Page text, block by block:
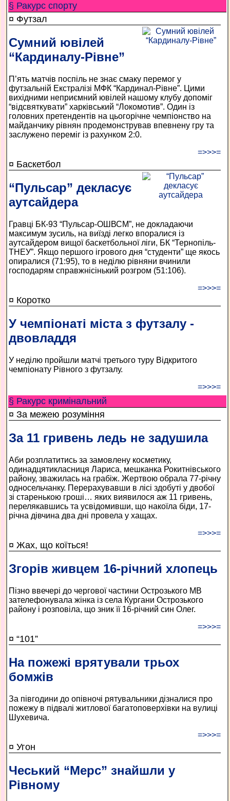
§ Ракурс спорту
¤ Футзал
Сумний ювілей
“Кардиналу-Рівне”
П’ять матчів поспіль не знає смаку перемог у
футзальній Екстралізі МФК “Кардинал-Рівне”. Цими
вихідними неприємний ювілей нашому клубу допоміг
“відсвяткувати” харківський “Локомотив”. Один із
головних претендентів на цьогорічне чемпіонство на
майданчику рівнян продемонстрував впевнену гру та
заслужено переміг із рахунком 2:0.
=>>>=
¤ Баскетбол
“Пульсар” декласує
аутсайдера
Гравці БК-93 “Пульсар-ОШВСМ”, не докладаючи
максимум зусиль, на виїзді легко впоралися із
аутсайдером вищої баскетбольної ліги, БК “Тернопіль-
ТНЕУ”. Якщо першого ігрового дня “студенти” ще якось
опиралися (71:95), то в неділю рівняни вчинили
господарям справжнісінький розгром (51:106).
=>>>=
¤ Коротко
У чемпіонаті міста з футзалу -
двовладдя
У неділю пройшли матчі третього туру Відкритого
чемпіонату Рівного з футзалу.
=>>>=
§ Ракурс кримінальний
¤ За межею розуміння
За 11 гривень ледь не задушила
Аби розплатитись за замовлену косметику,
одинадцятикласниця Лариса, мешканка Рокитнівського
району, зважилась на грабіж. Жертвою обрала 77-річну
односельчанку. Перерахувавши в лісі здобуті у двобої
зі старенькою гроші… яких виявилося аж 11 гривень,
перелякавшись та усвідомивши, що накоїла біди, 17-
річна дівчина два дні провела у хащах.
=>>>=
¤ Жах, що коїться!
Згорів живцем 16-річний хлопець
Пізно ввечері до чергової частини Острозького МВ
зателефонувала жінка із села Кургани Острозького
району і розповіла, що зник її 16-річний син Олег.
=>>>=
¤ “101”
На пожежі врятували трьох
бомжів
За півгодини до опівночі рятувальники дізналися про
пожежу в підвалі житлової багатоповерхівки на вулиці
Шухевича.
=>>>=
¤ Угон
Чеський “Мерс” знайшли у
Рівному